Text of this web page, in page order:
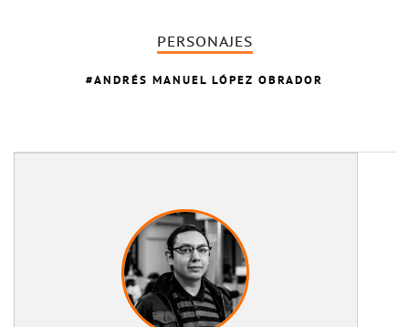
PERSONAJES
ANDRÉS MANUEL LÓPEZ OBRADOR